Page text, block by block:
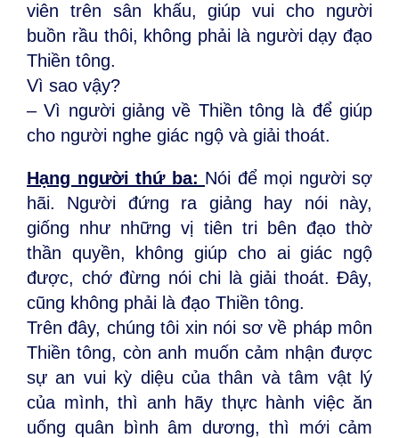
viên trên sân khấu, giúp vui cho người
buồn rầu thôi, không phải là người dạy đạo
Thiền tông.
Vì sao vậy?
– Vì người giảng về Thiền tông là để giúp
cho người nghe giác ngộ và giải thoát.
Hạng người thứ ba: Nói để mọi người sợ
hãi. Người đứng ra giảng hay nói này,
giống như những vị tiên tri bên đạo thờ
thần quyền, không giúp cho ai giác ngộ
được, chớ đừng nói chi là giải thoát. Đây,
cũng không phải là đạo Thiền tông.
Trên đây, chúng tôi xin nói sơ về pháp môn
Thiền tông, còn anh muốn cảm nhận được
sự an vui kỳ diệu của thân và tâm vật lý
của mình, thì anh hãy thực hành việc ăn
uống quân bình âm dương, thì mới cảm